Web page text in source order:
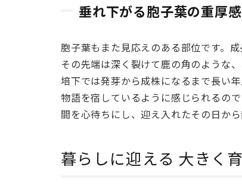
に波
打つ
貯水
葉
2.2
る胞
垂れ下がる胞子葉の重厚感
胞子葉もまた見応えのある部位です。
その先端は深く裂けて鹿の角のような
培下では発芽から成株になるまで長い
物語を宿しているように感じられるの
間を心待ちにし、迎え入れたその日か
暮らしに迎える 大きく